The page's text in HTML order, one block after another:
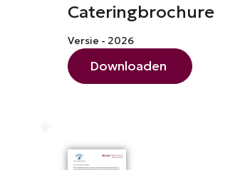
Cateringbrochure
Versie - 2026
Downloaden